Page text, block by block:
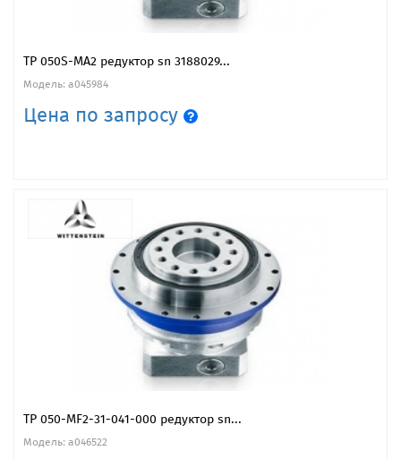
TP 050S-MA2 редуктор sn 3188029...
Модель: a045984
Цена по запросу
TP 050-MF2-31-041-000 редуктор sn...
Модель: a046522